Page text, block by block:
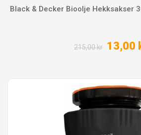
Black & Decker Bioolje Hekksakser
215,00 kr 13,00